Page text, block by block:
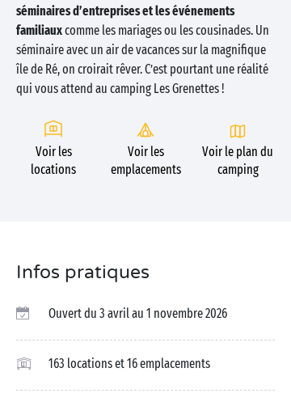
séminaires d’entreprises et les événements
familiauxcomme les mariages ou les cousinades. Un
séminaire avec un air de vacances sur la magnifique
île de Ré, on croirait rêver. C’est pourtant une réalité
qui vous attend au camping Les Grenettes !
Voir les
locations
Voir les
emplacements
Voir le plan du
camping
Infos pratiques
Ouvert du 3 avril au 1 novembre 2026
163 locations et 16 emplacements